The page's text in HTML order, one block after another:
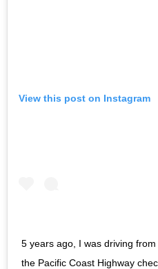
View this post on Instagram
5 years ago, I was driving
the Pacific Coast Highway